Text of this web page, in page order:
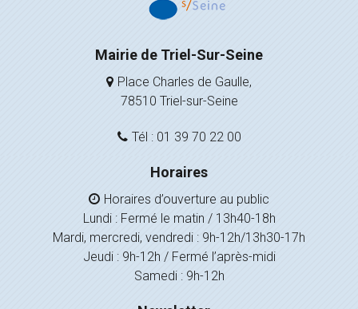
Mairie de Triel-Sur-Seine
Place Charles de Gaulle,
78510 Triel-sur-Seine
Tél : 01 39 70 22 00
Horaires
Horaires d’ouverture au public
Lundi : Fermé le matin / 13h40-18h
Mardi, mercredi, vendredi : 9h-12h/13h30-17h
Jeudi : 9h-12h / Fermé l’après-midi
Samedi : 9h-12h